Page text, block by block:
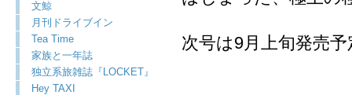
文鯨
月刊ドライブイン
Tea Time
家族と一年誌
独立系旅雑誌『LOCKET』
Hey TAXI
次号は9月上旬発売予